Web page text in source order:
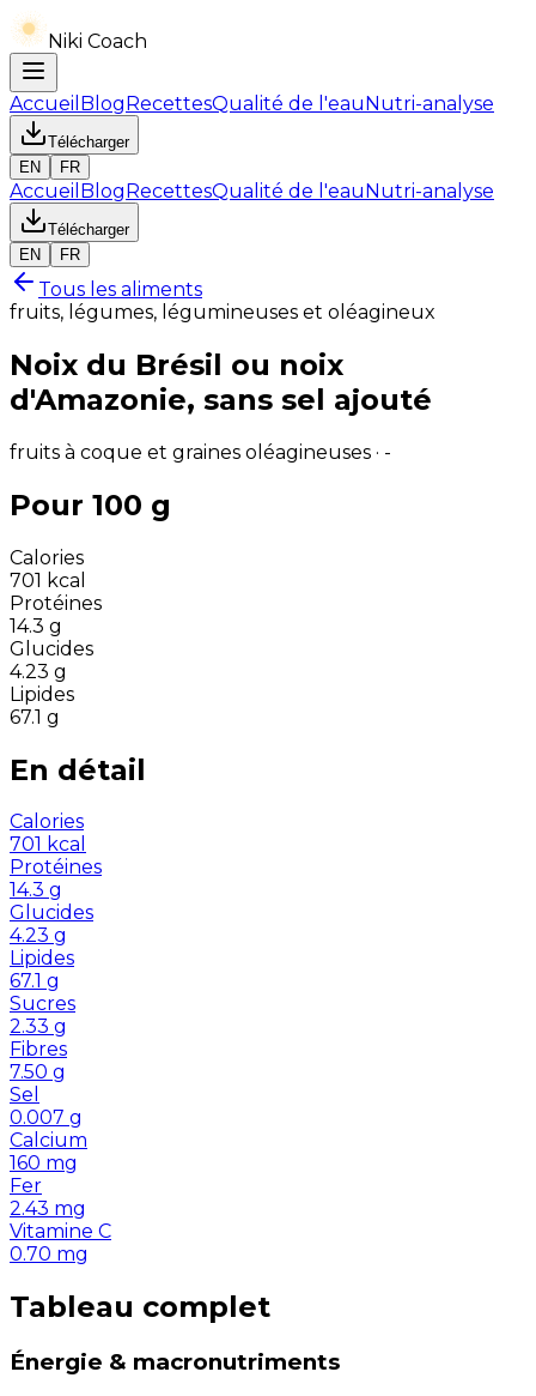
Niki Coach
Accueil BlogRecettesQualité de l'eauNutri-analyse
Télécharger
EN
FR
Accueil BlogRecettesQualité de l'eauNutri-analyse
Télécharger
EN
FR
Tous les aliments
fruits, légumes, légumineuses et oléagineux
Noix du Brésil ou noix
d'Amazonie, sans sel ajouté
fruits à coque et graines oléagineuses · -
Pour 100 g
Calories
701 kcal
Protéines
14.3 g
Glucides
4.23 g
Lipides
67.1 g
En détail
Calories
701 kcal
Protéines
14.3 g
Glucides
4.23 g
Lipides
67.1 g
Sucres
2.33 g
Fibres
7.50 g
Sel
0.007 g
Calcium
160 mg
Fer
2.43 mg
Vitamine C
0.70 mg
Tableau complet
Énergie & macronutriments